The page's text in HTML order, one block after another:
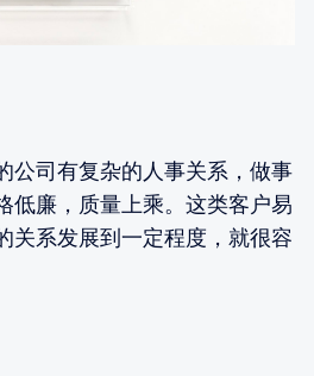
公司有复杂的人事关系，做事
低廉，质量上乘。这类客户易
关系发展到一定程度，就很容